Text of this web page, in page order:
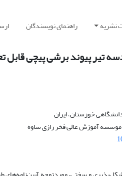
نشریه راهنمای نویسندگان
تیر پیوند برشی پیچی
خوزستان، ایران
آموزش عالی فخر رازی ساوه